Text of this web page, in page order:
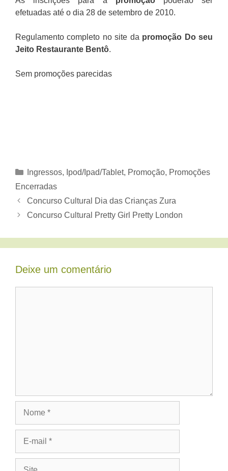
efetuadas até o dia 28 de setembro de 2010.
Regulamento completo no site da promoção Do seu
Jeito Restaurante Bentô.
Sem promoções parecidas
Categorias
Ingressos, Ipod/Ipad/Tablet, Promoção, Promoções
Encerradas
Concurso Cultural Dia das Crianças Zura
Concurso Cultural Pretty Girl Pretty London
Deixe um comentário